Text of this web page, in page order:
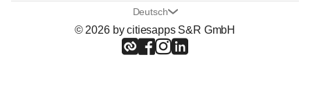
Deutsch
© 2026 by citiesapps S&R GmbH